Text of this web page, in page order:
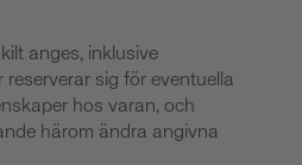
anges, inklusive
sig för eventuella
hos varan, och
härom ändra angivna